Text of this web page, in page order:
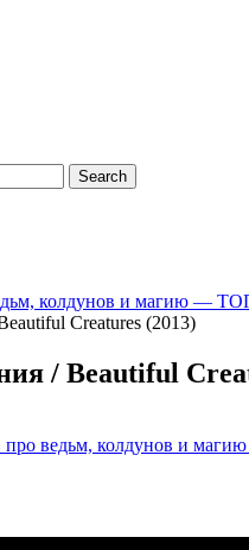
Search
колдунов и магию —
Creatures (2013)
/ Beautiful
про ведьм, колдунов и